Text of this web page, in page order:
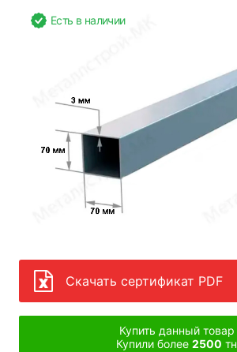
Есть в наличии
Скачать сертификат PDF
Купить данный товар
Купили более2500 тн